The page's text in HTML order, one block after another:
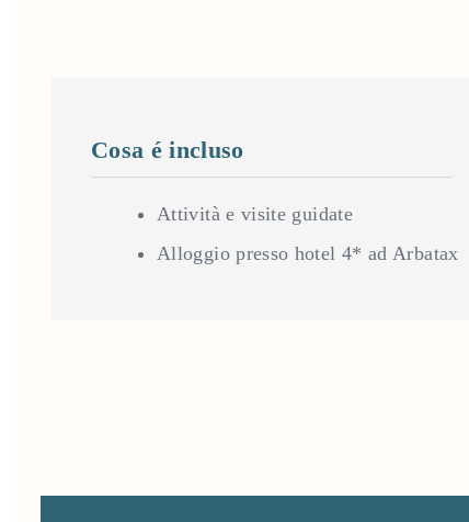
Cosa é incluso
Attività e visite guidate
Alloggio presso hotel 4* ad Arbatax